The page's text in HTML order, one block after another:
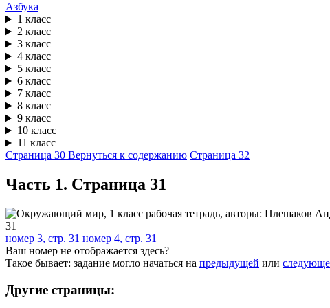
Азбука
1 класс
2 класс
3 класс
4 класс
5 класс
6 класс
7 класс
8 класс
9 класс
10 класс
11 класс
Страница 30 Вернуться к содержанию Страница 32
Часть 1. Cтраница 31
номер 3, стр. 31 номер 4, стр. 31
Ваш номер не отображается здесь?
Такое бывает: задание могло начаться на предыдущей или
Другие страницы: